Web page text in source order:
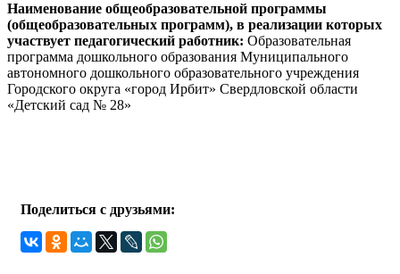
Наименование общеобразовательной программы
(общеобразовательных программ), в реализации которых
участвует педагогический работник: Образовательная
программа дошкольного образования Муниципального
автономного дошкольного образовательного учреждения
Городского округа «город Ирбит» Свердловской области
«Детский сад № 28»
Поделиться с друзьями: